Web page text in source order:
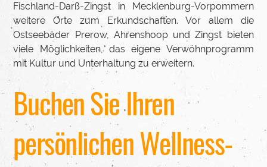
Fischland-Darß-Zingst in Mecklenburg-Vorpommern
weitere Orte zum Erkundschaften. Vor allem die
Ostseebäder Prerow, Ahrenshoop und Zingst bieten
viele Möglichkeiten, das eigene Verwöhnprogramm
mit Kultur und Unterhaltung zu erweitern.
Buchen Sie Ihren
persönlichen Wellness-